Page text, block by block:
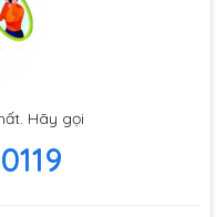
Hãy gọi